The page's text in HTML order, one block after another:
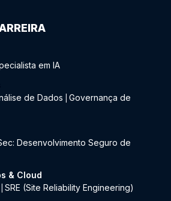
em IA
de Dados
Governança de
Desenvolvimento Seguro de
& Cloud
SRE (Site Reliability Engineering)